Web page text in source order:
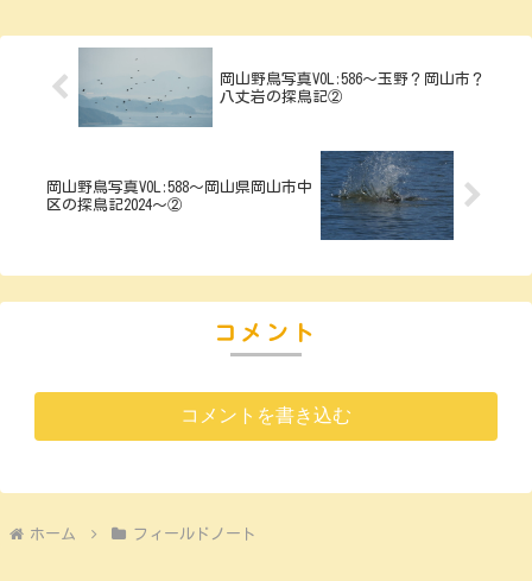
岡山野鳥写真VOL:586～玉野？岡山市？
八丈岩の探鳥記②
岡山野鳥写真VOL:588～岡山県岡山市中
区の探鳥記2024～②
コメント
コメントを書き込む
ホーム フィールドノート